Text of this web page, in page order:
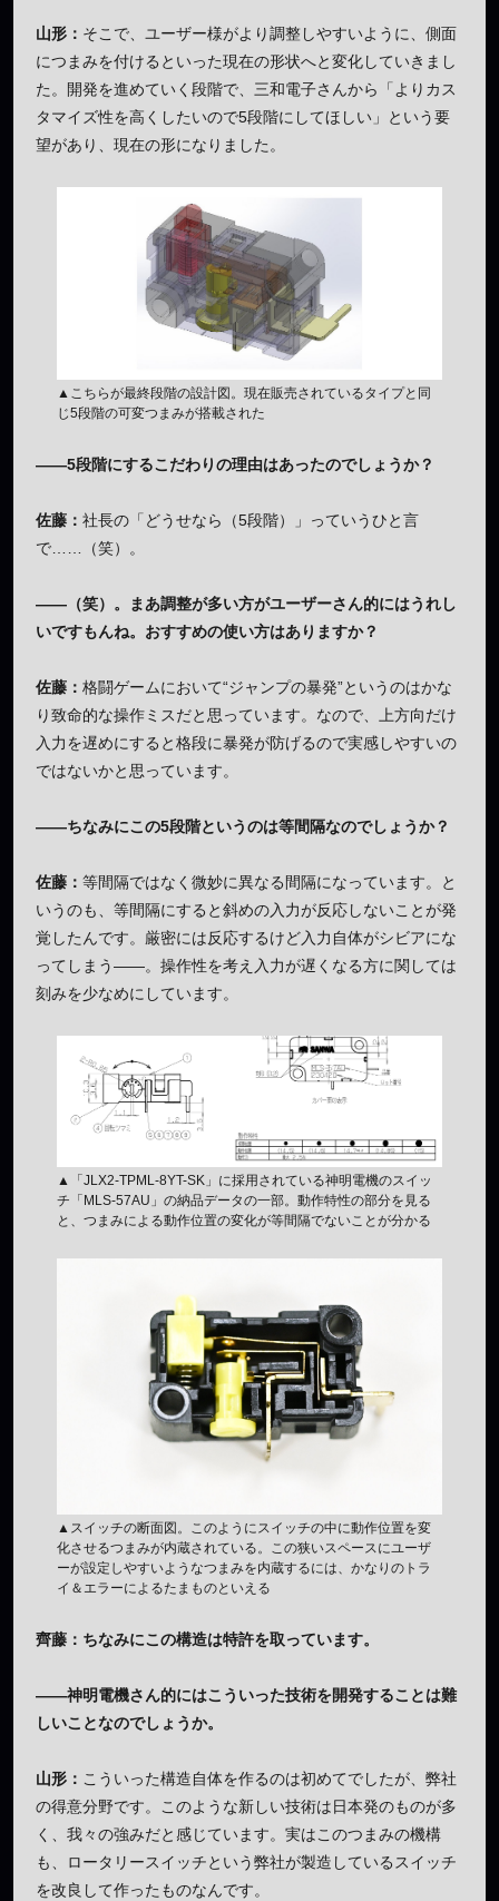
山形： そこで、ユーザー様がより調整しやすいように、側面
につまみを付けるといった現在の形状へと変化していきまし
た。開発を進めていく段階で、三和電子さんから「よりカス
タマイズ性を高くしたいので5段階にしてほしい」という要
望があり、現在の形になりました。
▲こちらが最終段階の設計図。現在販売されているタイプと同
じ5段階の可変つまみが搭載された
——5段階にするこだわりの理由はあったのでしょうか？
佐藤： 社長の「どうせなら（5段階）」っていうひと言
で……（笑）。
——（笑）。まあ調整が多い方がユーザーさん的にはうれし
いですもんね。おすすめの使い方はありますか？
佐藤： 格闘ゲームにおいて“ジャンプの暴発”というのはかな
り致命的な操作ミスだと思っています。なので、上方向だけ
入力を遅めにすると格段に暴発が防げるので実感しやすいの
ではないかと思っています。
——ちなみにこの5段階というのは等間隔なのでしょうか？
佐藤： 等間隔ではなく微妙に異なる間隔になっています。と
いうのも、等間隔にすると斜めの入力が反応しないことが発
覚したんです。厳密には反応するけど入力自体がシビアにな
ってしまう——。操作性を考え入力が遅くなる方に関しては
刻みを少なめにしています。
▲「JLX2-TPML-8YT-SK」に採用されている神明電機のスイッ
チ「MLS-57AU」の納品データの一部。動作特性の部分を見る
と、つまみによる動作位置の変化が等間隔でないことが分かる
▲スイッチの断面図。このようにスイッチの中に動作位置を変
化させるつまみが内蔵されている。この狭いスペースにユーザ
ーが設定しやすいようなつまみを内蔵するには、かなりのトラ
イ＆エラーによるたまものといえる
齊藤：ちなみにこの構造は特許を取っています。
——神明電機さん的にはこういった技術を開発することは難
しいことなのでしょうか。
山形： こういった構造自体を作るのは初めてでしたが、弊社
の得意分野です。このような新しい技術は日本発のものが多
く、我々の強みだと感じています。実はこのつまみの機構
も、ロータリースイッチという弊社が製造しているスイッチ
を改良して作ったものなんです。